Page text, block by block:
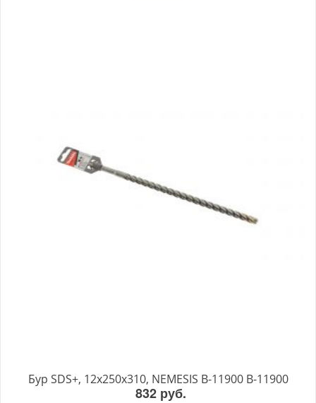
Бур SDS+, 12х250x310, NEMESIS B-11900 B-11900
832 руб.